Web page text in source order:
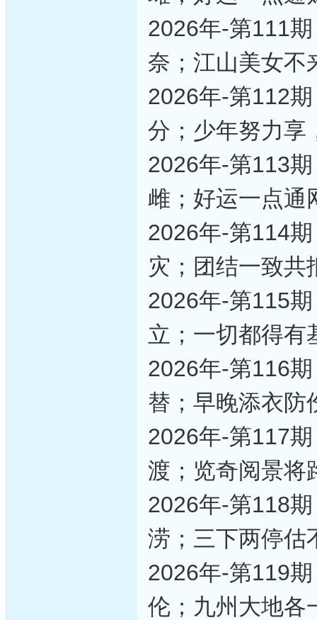
2026年-第111
奈；江山美女不
2026年-第112
分；少年努力享
2026年-第113
雌；好运一点通
2026年-第114
灾；团结一致共
2026年-第115
立；一切都得有
2026年-第116
替；早晚添衣防
2026年-第117
渡；览奇阅景将
2026年-第118
涝；三下两停估
2026年-第119
伦；九州大地各